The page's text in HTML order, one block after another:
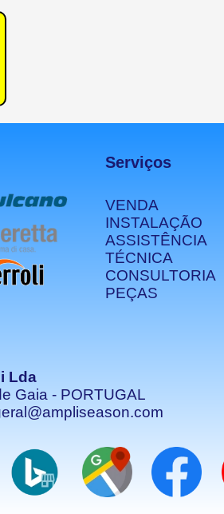
VENDA
INSTALAÇÃO
ASSISTÊNCIA
TÉCNICA
CONSULTORIA
PEÇAS
Lda
Gaia - PORTUGAL
Serviços